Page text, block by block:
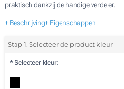
praktisch dankzij de handige verdeler.
+ Beschrijving+ Eigenschappen
Stap 1. Selecteer de product kleur
* Selecteer kleur: